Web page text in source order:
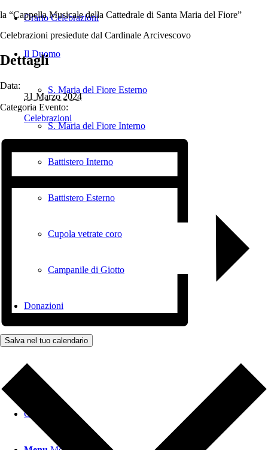
Orario Celebrazioni
Il Duomo
S. Maria del Fiore Esterno
S. Maria del Fiore Interno
Battistero Interno
Battistero Esterno
Cupola vetrate coro
Campanile di Giotto
Donazioni
Contatti
Cerca
la “Cappella Musicale della Cattedrale di Santa Maria del Fiore”
Celebrazioni presiedute dal Cardinale Arcivescovo
Dettagli
Data:
31 Marzo 2024
Categoria Evento:
Celebrazioni
Salva nel tuo calendario